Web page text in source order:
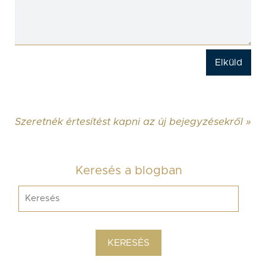
Szeretnék értesítést kapni az új bejegyzésekről »
Keresés a blogban